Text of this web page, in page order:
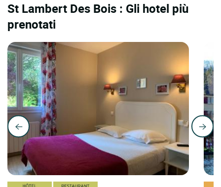
St Lambert Des Bois : Gli hotel più
prenotati